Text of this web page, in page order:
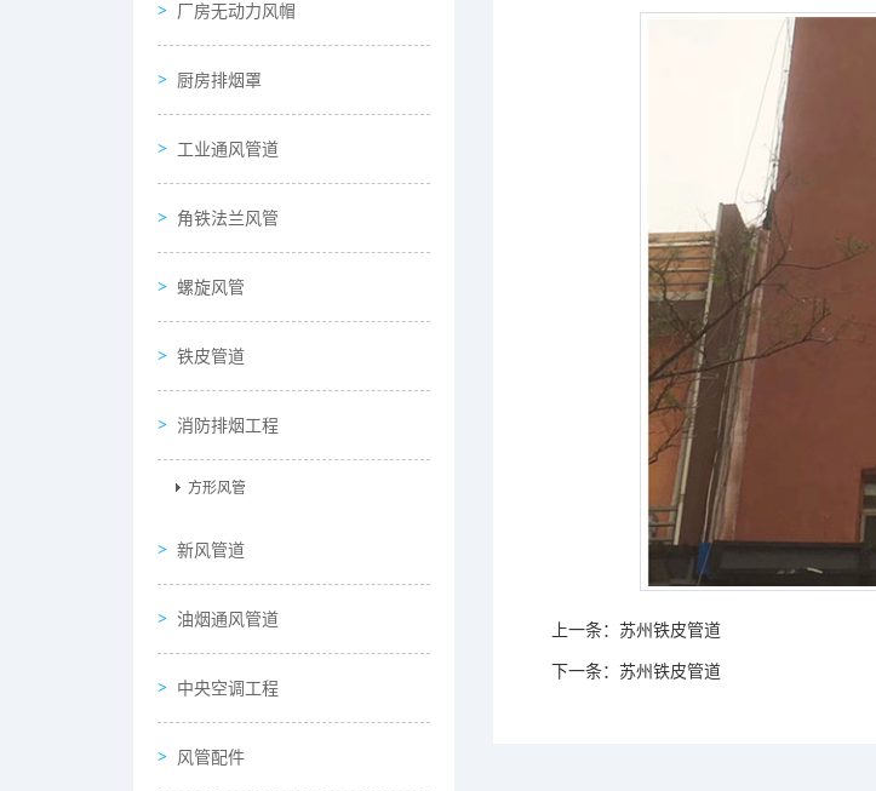
厂房无动力风帽
厨房排烟罩
工业通风管道
角铁法兰风管
螺旋风管
铁皮管道
消防排烟工程
方形风管
新风管道
油烟通风管道
中央空调工程
风管配件
上一条： 苏州铁皮管道
下一条： 苏州铁皮管道